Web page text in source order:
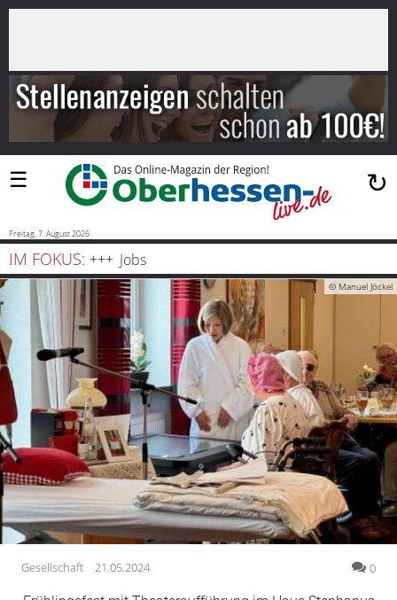
Suchen
Startseite
Blaulicht
Sport
Politik
Bauen
und
Wohnen
Freizeit
Gesellschaft
Gesundheit
Kultur
Lifestyle
Wirtschaft
Vogelsberg
Alsfeld
×
☰ ↻
Freitag, 7. August 2026
IM FOKUS: Jobs
© Manuel Jöckel
Gesellschaft 21.05.2024 0